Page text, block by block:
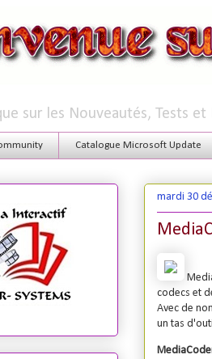
sur les Nouveautés, Tests
Catalogue Microsoft Update
mardi 30
codecs et
Avec de
un tas